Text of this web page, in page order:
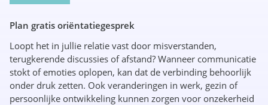
Plan gratis oriëntatiegesprek
Loopt het in jullie relatie vast door misverstanden,
terugkerende discussies of afstand? Wanneer communicatie
stokt of emoties oplopen, kan dat de verbinding behoorlijk
onder druk zetten. Ook veranderingen in werk, gezin of
persoonlijke ontwikkeling kunnen zorgen voor onzekerheid